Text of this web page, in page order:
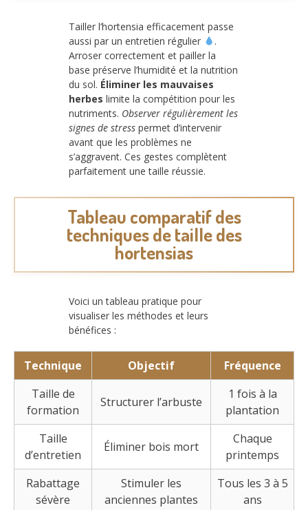
Tailler l’hortensia efficacement passe
aussi par un entretien régulier
.
Arroser correctement et pailler la
base préserve l’humidité et la nutrition
du sol. Éliminer les mauvaises
herbes limite la compétition pour les
nutriments. Observer régulièrement les
signes de stress permet d’intervenir
avant que les problèmes ne
s’aggravent. Ces gestes complètent
parfaitement une taille réussie.
Tableau comparatif des
techniques de taille des
hortensias
Voici un tableau pratique pour
visualiser les méthodes et leurs
bénéfices :
Technique Objectif
Fréquence
Taille de
formation
Structurer l’arbuste
1 fois à la
plantation
Taille
d’entretien
Éliminer bois mort
Chaque
printemps
Rabattage
sévère
Stimuler les
anciennes plantes
Tous les 3 à 5
ans